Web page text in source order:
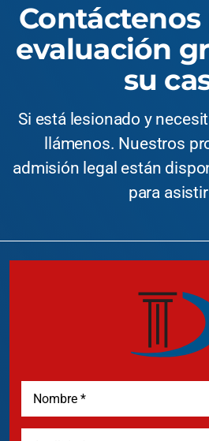
Contáctenos
evaluación
su
Si está lesionado y
llámenos. Nuestros
admisión legal están
para